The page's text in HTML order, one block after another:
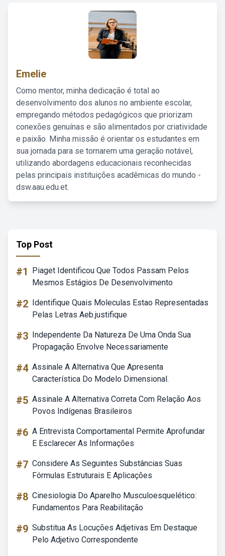
Emelie
Como mentor, minha dedicação é total ao
desenvolvimento dos alunos no ambiente escolar,
empregando métodos pedagógicos que priorizam
conexões genuínas e são alimentados por criatividade
e paixão. Minha missão é orientar os estudantes em
sua jornada para se tornarem uma geração notável,
utilizando abordagens educacionais reconhecidas
pelas principais instituições acadêmicas do mundo -
dsw.aau.edu.et.
Top Post
#1
Piaget Identificou Que Todos Passam Pelos
Mesmos Estágios De Desenvolvimento
#2 Identifique Quais Moleculas Estao Representadas
Pelas Letras Aeb.justifique
#3 Independente Da Natureza De Uma Onda Sua
Propagação Envolve Necessariamente
#4 Assinale A Alternativa Que Apresenta
Característica Do Modelo Dimensional.
#5 Assinale A Alternativa Correta Com Relação Aos
Povos Indígenas Brasileiros
#6 A Entrevista Comportamental Permite Aprofundar
E Esclarecer As Informações
#7 Considere As Seguintes Substâncias Suas
Fórmulas Estruturais E Aplicações
#8 Cinesiologia Do Aparelho Musculoesquelético:
Fundamentos Para Reabilitação
#9 Substitua As Locuções Adjetivas Em Destaque
Pelo Adjetivo Correspondente